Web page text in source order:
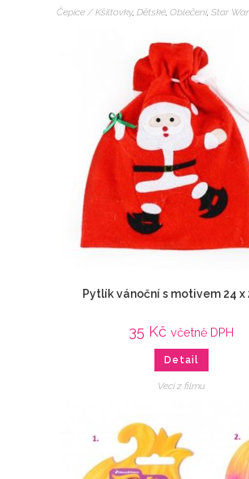
Čepice / Kšiltovky, Dětské Oblečení, Star
Pytlík vánoční s motivem 24 x
35 Kč včetně DPH
Detail
Veci z filmu